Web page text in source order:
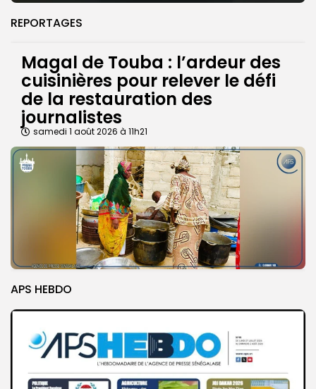
REPORTAGES
Magal de Touba : l’ardeur des
cuisinières pour relever le défi
de la restauration des
journalistes
samedi 1 août 2026 à 11h21
APS HEBDO